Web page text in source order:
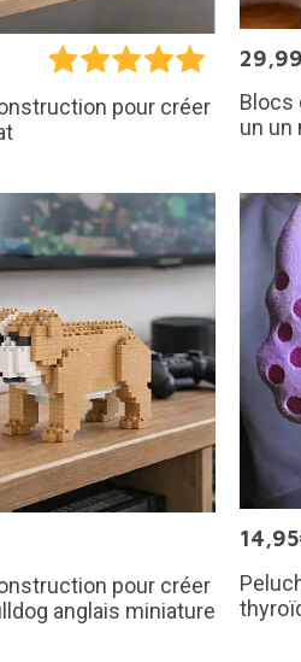
pour créer
Blocs
un un
pour créer
anglais miniature